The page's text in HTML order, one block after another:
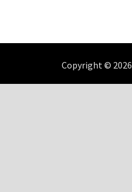
Copyright © 2026